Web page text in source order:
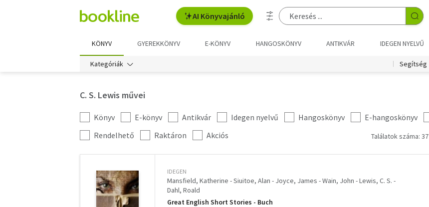
AI Könyvajánló
KÖNYV GYEREKKÖNYV E-KÖNYV HANGOSKÖNYV ANTIKVÁR IDEGEN NYELVŰ
Kategóriák Segítség
C. S. Lewis művei
Kategória
szűrés
Könyv E-könyv Antikvár Idegen nyelvű Hangoskönyv E-hangoskönyv
További
szűrők
Rendelhető Raktáron Akciós Találatok száma: 37
IDEGEN
Mansfield, Katherine - Siuitoe, Alan - Joyce, James - Wain, John - Lewis, C. S. -
Dahl, Roald
Great English Short Stories - Buch